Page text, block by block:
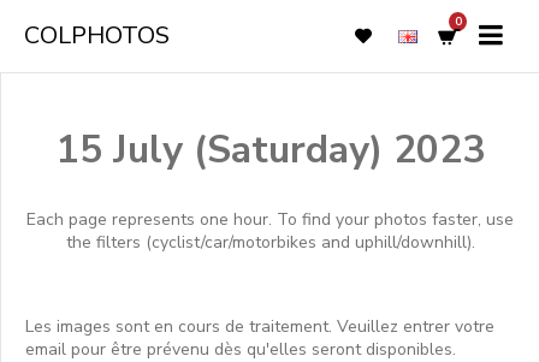
COLPHOTOS 0
15 July (Saturday) 2023
Each page represents one hour. To find your photos faster, use
the filters (cyclist/car/motorbikes and uphill/downhill).
Les images sont en cours de traitement. Veuillez entrer votre
email pour être prévenu dès qu'elles seront disponibles.